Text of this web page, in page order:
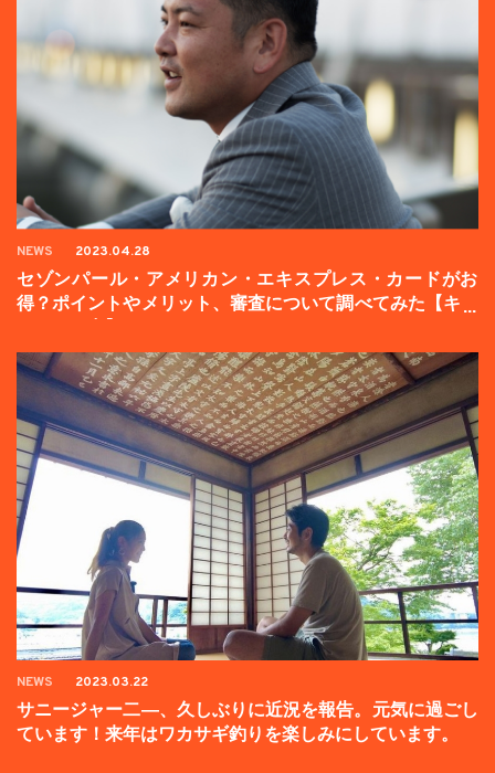
NEWS 2023.04.28
セゾンパール・アメリカン・エキスプレス・カードがお
得？ポイントやメリット、審査について調べてみた【キャ
NEWS 2023.03.22
サニージャー二―、久しぶりに近況を報告。元気に過ごし
ています！来年はワカサギ釣りを楽しみにしています。